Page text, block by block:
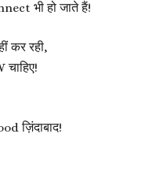
भी हो जाते हैं!
कर रही,
ज़िंदाबाद!